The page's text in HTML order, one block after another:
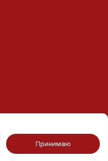
Принимаю